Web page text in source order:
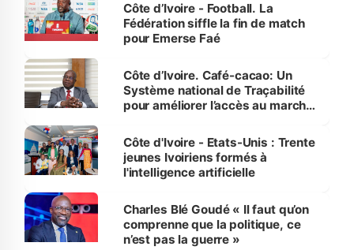
Côte d’Ivoire - Football. La
Fédération siffle la fin de match
pour Emerse Faé
Côte d’Ivoire. Café-cacao: Un
Système national de Traçabilité
pour améliorer l’accès au marché
Côte d'Ivoire - Etats-Unis : Trente
jeunes Ivoiriens formés à
l'intelligence artificielle
Charles Blé Goudé « Il faut qu’on
comprenne que la politique, ce
n’est pas la guerre »